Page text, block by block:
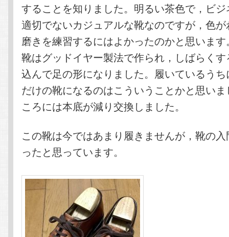
することを知りました。明るい茶色で，ビ
適切でないカジュアルな靴なのですが，色
磨きを練習するにはよかったのかと思いま
靴はグッドイヤー製法で作られ，しばらく
込んで足の形になりました。履いているう
だけの靴になるのはこういうことかと思い
ころには本底が減り交換しました。
この靴は今ではあまり履きませんが，靴の
ったと思っています。